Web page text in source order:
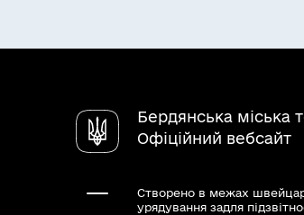
Бердянська міська
Офіційний вебсайт
Створено в межах
урядування задля